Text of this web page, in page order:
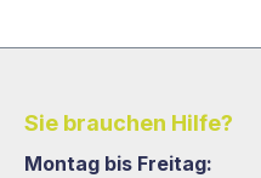
Sie brauchen Hilfe?
Montag bis Freitag: